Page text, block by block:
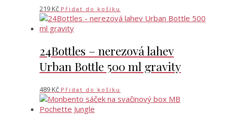
219Kč Přidat do košíku
24Bottles – nerezová lahev
Urban Bottle 500 ml gravity
489Kč Přidat do košíku